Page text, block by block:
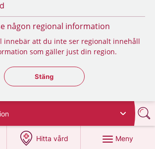
någon regional information
innebär att du inte ser regionalt innehåll
som gäller just din region.
Stäng regionsväljaren
Stäng
1177
Hitta vård
på 1177.se
Meny